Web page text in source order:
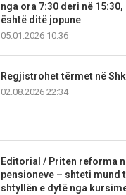
nga ora 7:30 deri në
është ditë jopune
05.01.2026 10:36
Regjistrohet tërmet në
02.08.2026 22:34
Editorial / Priten reforma
pensioneve – shteti mund
shtyllën e dytë nga